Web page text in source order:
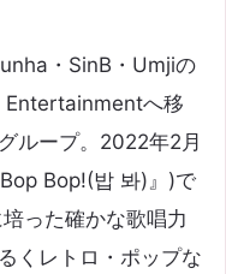
・SinB・Umjiの
Entertainmentへ移
ループ。2022年2月
Bop!(밥 봐)』)で
った確かな歌唱力
くレトロ・ポップな